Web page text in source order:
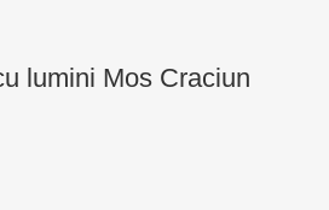
lumini Mos Craciun